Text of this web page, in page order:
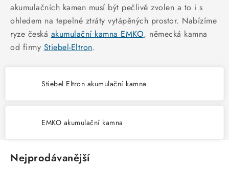
JISTIČE
KABELY
VENTILÁTORY
CHYTRÁ DOMÁCNOST
akumulačních kamen musí být pečlivě zvolen a to i s
ohledem na tepelné ztráty vytápěných prostor. Nabízíme
ryze česká akumulační kamna EMKO, německá kamna
od firmy Stiebel-Eltron.
Stiebel Eltron akumulační kamna
EMKO akumulační kamna
Nejprodávanější